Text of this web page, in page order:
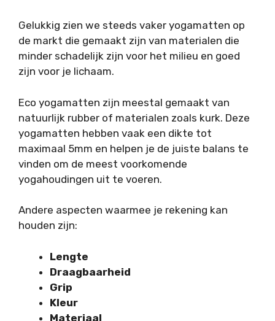
Gelukkig zien we steeds vaker yogamatten op
de markt die gemaakt zijn van materialen die
minder schadelijk zijn voor het milieu en goed
zijn voor je lichaam.
Eco yogamatten zijn meestal gemaakt van
natuurlijk rubber of materialen zoals kurk. Deze
yogamatten hebben vaak een dikte tot
maximaal 5mm en helpen je de juiste balans te
vinden om de meest voorkomende
yogahoudingen uit te voeren.
Andere aspecten waarmee je rekening kan
houden zijn:
Lengte
Draagbaarheid
Grip
Kleur
Materiaal